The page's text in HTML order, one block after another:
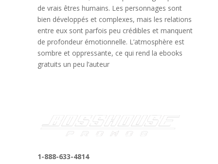
de vrais êtres humains. Les personnages sont
bien développés et complexes, mais les relations
entre eux sont parfois peu crédibles et manquent
de profondeur émotionnelle. L’atmosphère est
sombre et oppressante, ce qui rend la ebooks
gratuits un peu l’auteur
1-888-633-4814